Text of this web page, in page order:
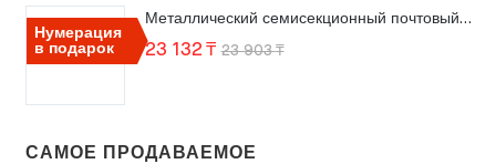
26
707 ₸.
Нумерация
в подарок
Металлический семисекционный почтовый ящик ПМ-7
23 903₸Первоначальная
23 132 ₸
Текущая
САМОЕ ПРОДАВАЕМОЕ